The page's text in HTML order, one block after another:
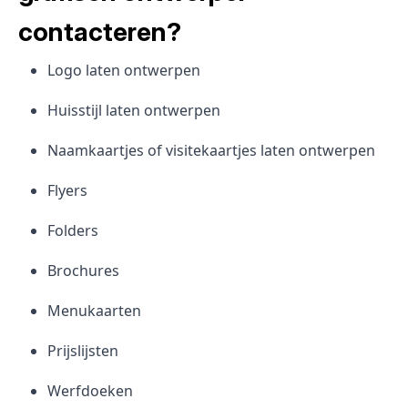
contacteren?
Logo laten ontwerpen
Huisstijl laten ontwerpen
Naamkaartjes of visitekaartjes laten ontwerpen
Flyers
Folders
Brochures
Menukaarten
Prijslijsten
Werfdoeken